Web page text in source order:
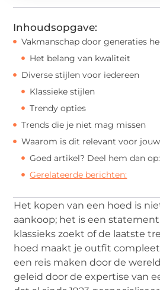
Inhoudsopgave:
Vakmanschap door generaties
Het belang van kwaliteit
Diverse stijlen voor iedereen
Klassieke stijlen
Trendy opties
Trends die je niet mag missen
Waarom is dit relevant voor
Goed artikel? Deel hem dan op:
Gerelateerde berichten:
Het kopen van een hoed is
aankoop; het is een
klassieks zoekt of de laatste
hoed maakt je outfit
een reis maken door de
geleid door de expertise van